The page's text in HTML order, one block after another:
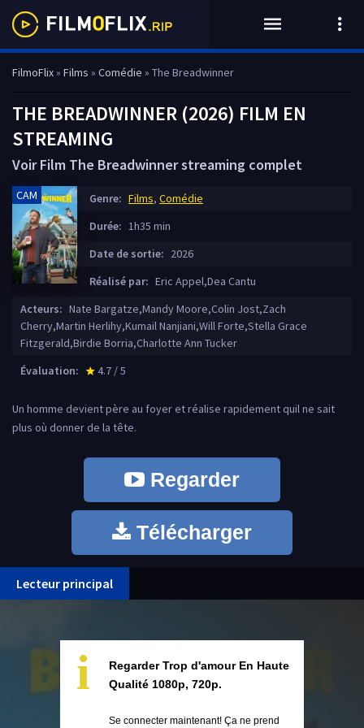
FilmoFlix» Films » Comédie » The Breadwinner
THE BREADWINNER (2026) FILM EN
STREAMING
Voir Film The Breadwinner streaming complet
CAM Genre: Films, Comédie
Durée: 1h35 min
Date de sortie: 2026
Réalisé par: Eric Appel,Dea Cantu
Acteurs: Nate Bargatze,Mandy Moore,Colin Jost,Zach
Cherry,Martin Herlihy,Kumail Nanjiani,Will Forte,Stella Grace
Fitzgerald,Birdie Borria,Charlotte Ann Tucker
Évaluation:
star_rate
4.7 / 5
Un homme devient père au foyer et réalise rapidement quil ne sait
plus où donner de la tête.
Regarder
Télécharger
Lecteur principal
i
Regarder Trop d'amour En Haute
Qualité 1080p, 720p.
Se connecter maintenant! Ça ne prend